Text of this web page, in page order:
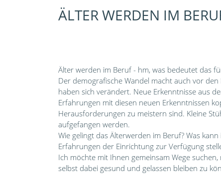
ÄLTER WERDEN IM
Älter werden im Beruf - hm, was bedeutet das
Der demografische Wandel macht auch vor
haben sich verändert. Neue Erkenntnisse aus
Erfahrungen mit diesen neuen Erkenntnissen
Herausforderungen zu meistern sind. Kleine
aufgefangen werden.
Wie gelingt das Älterwerden im Beruf? Was
Erfahrungen der Einrichtung zur Verfügung
Ich möchte mit Ihnen gemeinsam Wege
selbst dabei gesund und gelassen bleiben zu